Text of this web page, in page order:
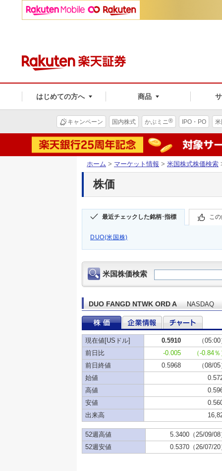
はじめての方へ 商品
キャンペーン 国内株式 かぶミニ® IPO・PO
ホーム > マーケット情報 > 米国株式株価検索
株価
最近チェックした銘柄･指標 こ
DUO(米国株)